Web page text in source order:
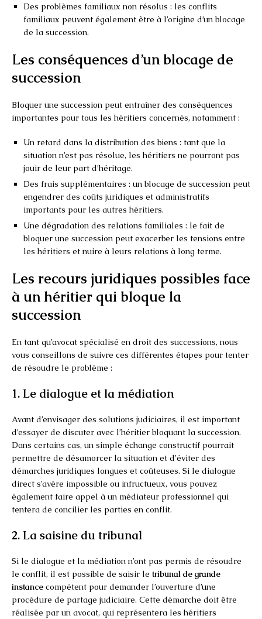
Des problèmes familiaux non résolus : les conflits
familiaux peuvent également être à l’origine d’un blocage
de la succession.
Les conséquences d’un blocage de
succession
Bloquer une succession peut entraîner des conséquences
importantes pour tous les héritiers concernés, notamment :
Un retard dans la distribution des biens : tant que la
situation n’est pas résolue, les héritiers ne pourront pas
jouir de leur part d’héritage.
Des frais supplémentaires : un blocage de succession peut
engendrer des coûts juridiques et administratifs
importants pour les autres héritiers.
Une dégradation des relations familiales : le fait de
bloquer une succession peut exacerber les tensions entre
les héritiers et nuire à leurs relations à long terme.
Les recours juridiques possibles face
à un héritier qui bloque la
succession
En tant qu’avocat spécialisé en droit des successions, nous
vous conseillons de suivre ces différentes étapes pour tenter
de résoudre le problème :
1. Le dialogue et la médiation
Avant d’envisager des solutions judiciaires, il est important
d’essayer de discuter avec l’héritier bloquant la succession.
Dans certains cas, un simple échange constructif pourrait
permettre de désamorcer la situation et d’éviter des
démarches juridiques longues et coûteuses. Si le dialogue
direct s’avère impossible ou infructueux, vous pouvez
également faire appel à un médiateur professionnel qui
tentera de concilier les parties en conflit.
2. La saisine du tribunal
Si le dialogue et la médiation n’ont pas permis de résoudre
le conflit, il est possible de saisir le tribunal de grande
instance compétent pour demander l’ouverture d’une
procédure de partage judiciaire. Cette démarche doit être
réalisée par un avocat, qui représentera les héritiers